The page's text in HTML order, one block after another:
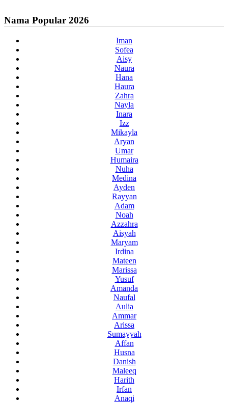
Nama Popular 2026
Iman
Sofea
Aisy
Naura
Hana
Haura
Zahra
Nayla
Inara
Izz
Mikayla
Aryan
Umar
Humaira
Nuha
Medina
Ayden
Rayyan
Adam
Noah
Azzahra
Aisyah
Maryam
Irdina
Mateen
Marissa
Yusuf
Amanda
Naufal
Aulia
Ammar
Arissa
Sumayyah
Affan
Husna
Danish
Maleeq
Harith
Irfan
Anaqi